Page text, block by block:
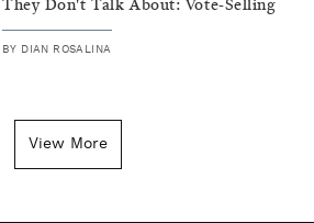
They Don't Talk About: Vote-Selling
BY DIAN ROSALINA
View More